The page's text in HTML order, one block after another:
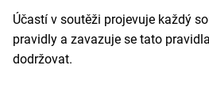
Účastí v soutěži projevuje každý
pravidly a zavazuje se tato
dodržovat.